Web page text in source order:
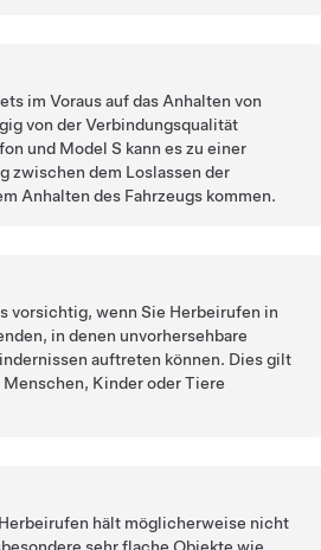
im Voraus auf das Anhalten von
von der Verbindungsqualität
und Model S kann es zu einer
zwischen dem Loslassen der
Anhalten des Fahrzeugs kommen.
vorsichtig, wenn Sie Herbeirufen in
in denen unvorhersehbare
auftreten können. Dies gilt
Kinder oder Tiere
hält möglicherweise nicht